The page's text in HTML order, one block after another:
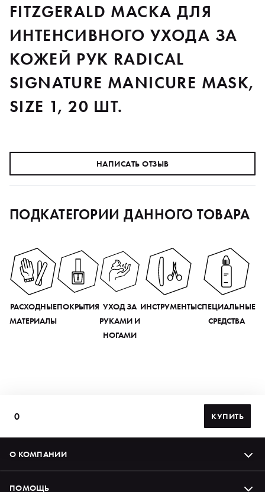
FITZGERALD МАСКА ДЛЯ
ИНТЕНСИВНОГО УХОДА ЗА
КОЖЕЙ РУК RADICAL
SIGNATURE MANICURE MASK,
SIZE 1, 20 ШТ.
НАПИСАТЬ ОТЗЫВ
ПОДКАТЕГОРИИ ДАННОГО ТОВАРА
РАСХОДНЫЕ
МАТЕРИАЛЫ
ПОКРЫТИЯ УХОД ЗА
РУКАМИ И
НОГАМИ
ИНСТРУМЕНТЫСПЕЦИАЛЬНЫЕ
СРЕДСТВА
0 КУПИТЬ
О КОМПАНИИ
ПОМОЩЬ